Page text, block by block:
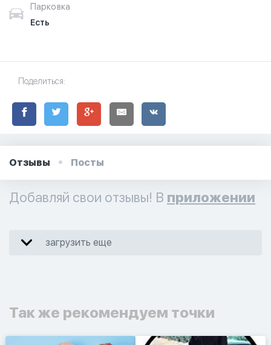
Парковка
Есть
Поделиться:
Отзывы Посты
Добавляй свои отзывы! В приложении
загрузить еще
Так же рекомендуем точки